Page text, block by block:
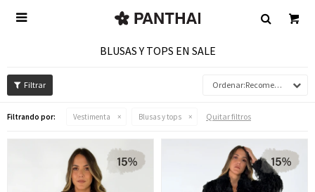

BLUSAS Y TOPS EN SALE
Recomendados
Filtrando por: Vestimenta Blusas y tops Quitar filtros